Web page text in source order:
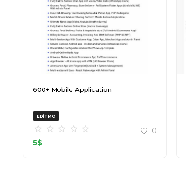
600+ Mobile Application
EDITMO
0
5$